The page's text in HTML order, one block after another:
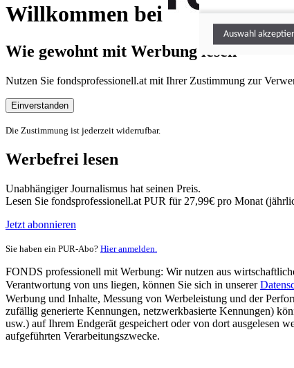
Willkommen bei
Wie gewohnt mit Werbung lesen
Nutzen Sie fondsprofessionell.at mit Ihrer Zustimmung zur
Einverstanden
Die Zustimmung ist jederzeit widerrufbar.
Werbefrei lesen
Unabhängiger Journalismus hat seinen Preis.
Lesen Sie fondsprofessionell.at PUR für 27,99€ pro Monat
Jetzt abonnieren
Sie haben ein PUR-Abo? Hier anmelden.
FONDS professionell mit Werbung: Wir nutzen aus
Verantwortung von uns liegen, können Sie sich in unserer
Werbung und Inhalte, Messung von Werbeleistung und der
zufällig generierte Kennungen, netzwerkbasierte Kennungen)
usw.) auf Ihrem Endgerät gespeichert oder von dort ausgelesen
aufgeführten Verarbeitungszwecke.
Auswahl